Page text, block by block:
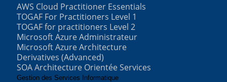
AWS Cloud Practitioner Essentials
TOGAF For Practitioners Level 1
TOGAF for practitioners Level 2
Microsoft Azure Administrateur
Microsoft Azure Architecture
Derivatives (Advanced)
SOA Architecture Orientée Services
Gestion des Services Informatique